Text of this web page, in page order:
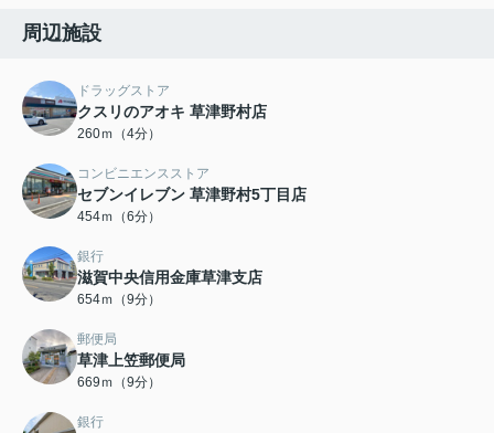
周辺施設
ドラッグストア
クスリのアオキ 草津野村店
260ｍ（4分）
コンビニエンスストア
セブンイレブン 草津野村5丁目店
454ｍ（6分）
銀行
滋賀中央信用金庫草津支店
654ｍ（9分）
郵便局
草津上笠郵便局
669ｍ（9分）
銀行